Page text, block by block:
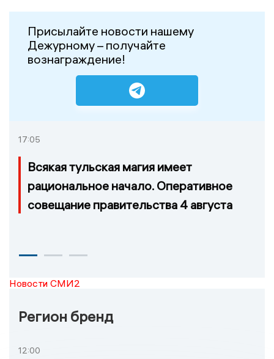
Присылайте новости нашему
Дежурному – получайте
вознаграждение!
17:05
Всякая тульская магия имеет
рациональное начало. Оперативное
совещание правительства 4 августа
Новости СМИ2
Регион бренд
12:00